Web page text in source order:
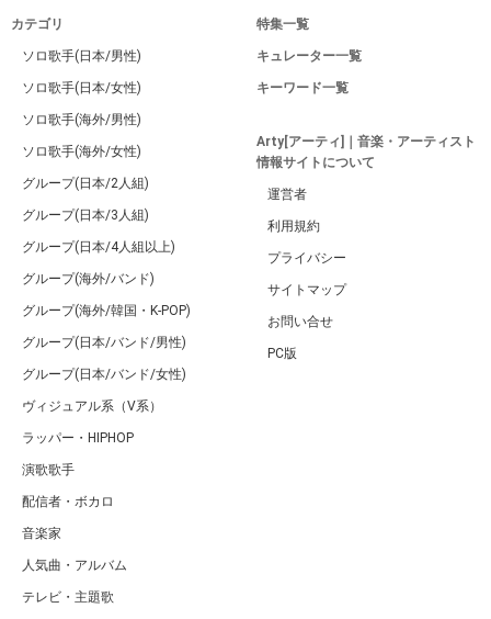
カテゴリ
ソロ歌手(日本/男性)
ソロ歌手(日本/女性)
ソロ歌手(海外/男性)
ソロ歌手(海外/女性)
グループ(日本/2人組)
グループ(日本/3人組)
グループ(日本/4人組以上)
グループ(海外/バンド)
グループ(海外/韓国・K-POP)
グループ(日本/バンド/男性)
グループ(日本/バンド/女性)
ヴィジュアル系（V系）
ラッパー・HIPHOP
演歌歌手
配信者・ボカロ
音楽家
人気曲・アルバム
テレビ・主題歌
特集一覧
キュレーター一覧
キーワード一覧
Arty[アーティ]｜音楽・アーティスト
情報サイトについて
運営者
利用規約
プライバシー
サイトマップ
お問い合せ
PC版